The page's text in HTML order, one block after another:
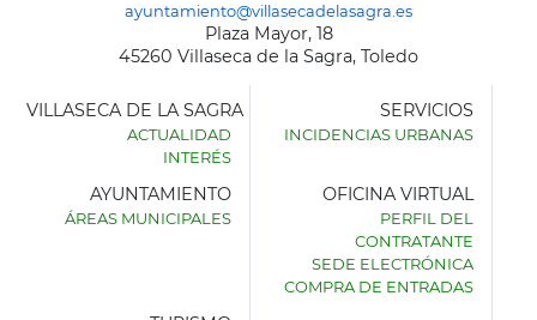
ayuntamiento@villasecadelasagra.es
Plaza Mayor, 18
45260 Villaseca de la Sagra, Toledo
AYUNTAMIENTO
VILLASECA DE LA SAGRA
ACTUALIDAD
INTERÉS
SERVICIOS
INCIDENCIAS URBANAS
AYUNTAMIENTO
ÁREAS MUNICIPALES
OFICINA VIRTUAL
PERFIL DEL
CONTRATANTE
SEDE ELECTRÓNICA
COMPRA DE ENTRADAS